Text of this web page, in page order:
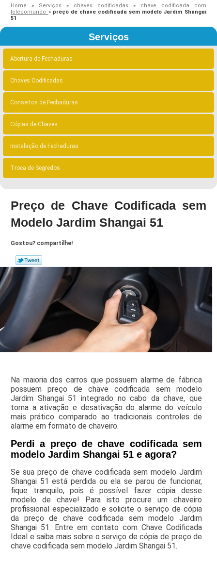
Home » Serviços» chaves codificadas » chave codificada com
telecomando » preço de chave codificada sem modelo Jardim Shangai
51
Serviços
Abertura de Fechaduras
Chaves Codificadas
Consertos de Fechaduras
Cópias de Chaves
Instalação de Fechaduras
Troca de Segredos
Preço de Chave Codificada sem
Modelo Jardim Shangai 51
Gostou? compartilhe!
Na maioria dos carros que possuem alarme de fábrica
possuem preço de chave codificada sem modelo
Jardim Shangai 51 integrado no cabo da chave, que
torna a ativação e desativação do alarme do veículo
mais prático comparado ao tradicionais controles de
alarme em formato de chaveiro.
Perdi a preço de chave codificada sem
modelo Jardim Shangai 51 e agora?
Se sua preço de chave codificada sem modelo Jardim
Shangai 51 está perdida ou ela se parou de funcionar,
fique tranquilo, pois é possível fazer cópia desse
modelo de chave! Para isto procure um chaveiro
profissional especializado e solicite o serviço de cópia
da preço de chave codificada sem modelo Jardim
Shangai 51. Entre em contato com Chave Codificada
Ideal e saiba mais sobre o serviço de cópia de preço de
chave codificada sem modelo Jardim Shangai 51.